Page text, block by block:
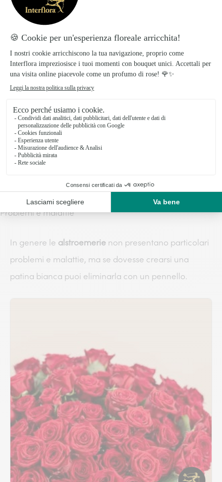
morte così da aiutare la pianta per il prossimo ciclo di
crescita, stimolando la produzione di nuovi germogli
e favorendo una fioritura più abbondante nella
stagione successiva
Propagazione
In primavera o all’inizio dell’autunno, la
propagazione può avvenire tramite divisione dei
rizomi o semina, ma è fondamentale assicurarsi che
ogni porzione di rizoma abbia almeno un paio di
gemme per garantire una crescita sana.
Problemi e malattie
In genere le alstroemerie non presentano particolari
problemi e malattie, ma se dovesse crearsi una
patina bianca puoi eliminarla con un pennello.